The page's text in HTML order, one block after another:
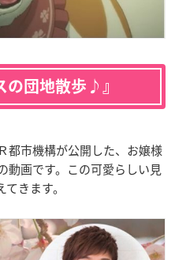
の団地散歩♪』
都市機構が公開した、お嬢様
動画です。この可愛らしい見
きます。